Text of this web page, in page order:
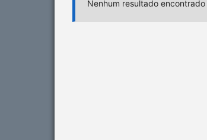
Nenhum resultado encontrado